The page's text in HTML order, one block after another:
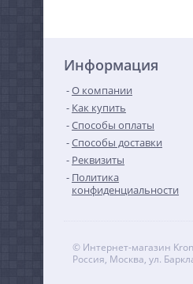
Информация
О компании
Как купить
Способы оплаты
Способы доставки
Реквизиты
Политика
конфиденциальности
© Интернет-магазин
Россия, Москва, ул.